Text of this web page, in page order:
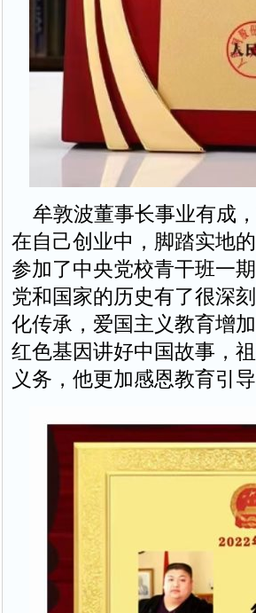
牟敦波董事长事业有成
在自己创业中，脚踏实地
参加了中央党校青干班一
党和国家的历史有了很深
化传承，爱国主义教育增
红色基因讲好中国故事，
义务，他更加感恩教育引